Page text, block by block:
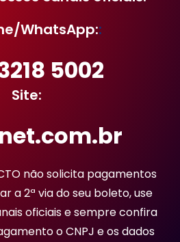
WhatsApp::
5002
Site:
não solicita pagamentos
a 2ª via do seu boleto, use
oficiais e sempre confira
o CNPJ e os dados